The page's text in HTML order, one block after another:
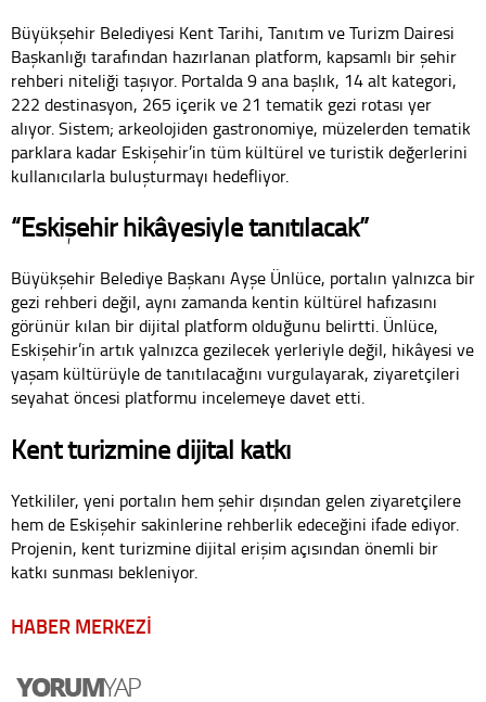
Büyükşehir Belediyesi Kent Tarihi, Tanıtım ve Turizm Dairesi
Başkanlığı tarafından hazırlanan platform, kapsamlı bir şehir
rehberi niteliği taşıyor. Portalda 9 ana başlık, 14 alt kategori,
222 destinasyon, 265 içerik ve 21 tematik gezi rotası yer
alıyor. Sistem; arkeolojiden gastronomiye, müzelerden tematik
parklara kadar Eskişehir’in tüm kültürel ve turistik değerlerini
kullanıcılarla buluşturmayı hedefliyor.
“Eskişehir hikâyesiyle tanıtılacak”
Büyükşehir Belediye Başkanı Ayşe Ünlüce, portalın yalnızca bir
gezi rehberi değil, aynı zamanda kentin kültürel hafızasını
görünür kılan bir dijital platform olduğunu belirtti. Ünlüce,
Eskişehir’in artık yalnızca gezilecek yerleriyle değil, hikâyesi ve
yaşam kültürüyle de tanıtılacağını vurgulayarak, ziyaretçileri
seyahat öncesi platformu incelemeye davet etti.
Kent turizmine dijital katkı
Yetkililer, yeni portalın hem şehir dışından gelen ziyaretçilere
hem de Eskişehir sakinlerine rehberlik edeceğini ifade ediyor.
Projenin, kent turizmine dijital erişim açısından önemli bir
katkı sunması bekleniyor.
HABER MERKEZİ